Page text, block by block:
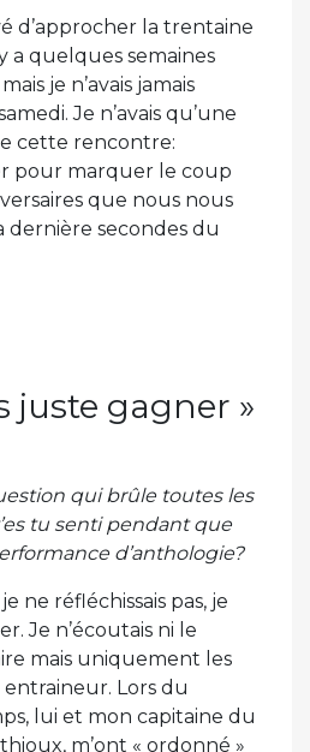
d’approcher la trentaine
a quelques semaines
mais je n’avais jamais
Je n’avais qu’une
cette rencontre:
pour marquer le coup
que nous nous
dernière secondes du
juste gagner »
qui brûle toutes les
tu senti pendant que
d’anthologie?
ne réfléchissais pas, je
Je n’écoutais ni le
mais uniquement les
Lors du
lui et mon capitaine du
m’ont « ordonné »